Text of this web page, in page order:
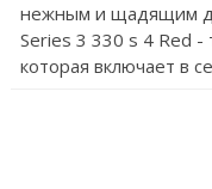
нежным и щадящим
Series 3 330 s 4 Red -
которая включает в